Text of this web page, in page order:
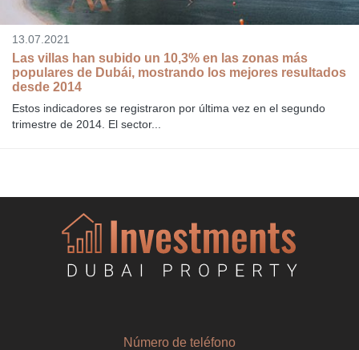
13.07.2021
Las villas han subido un 10,3% en las zonas más
populares de Dubái, mostrando los mejores resultados
desde 2014
Estos indicadores se registraron por última vez en el segundo
trimestre de 2014. El sector...
Número de teléfono